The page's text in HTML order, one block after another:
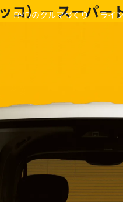
BYDのクルマづくり ライ
ッコ）— スーパ